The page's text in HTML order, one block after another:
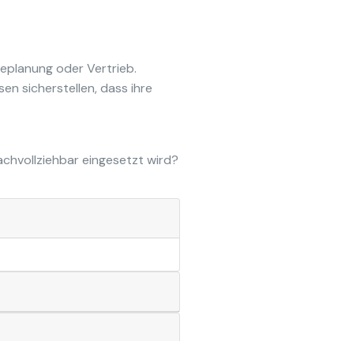
oder Vertrieb.
sicherstellen, dass ihre
eingesetzt wird?